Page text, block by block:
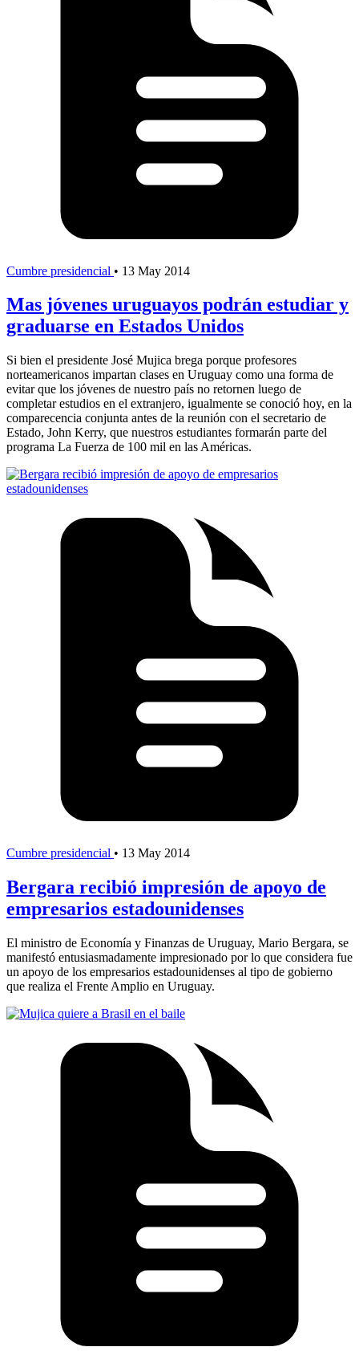
Cumbre presidencial • 13 May 2014
Mas jóvenes uruguayos podrán estudiar y
graduarse en Estados Unidos
Si bien el presidente José Mujica brega porque profesores
norteamericanos impartan clases en Uruguay como una forma de
evitar que los jóvenes de nuestro país no retornen luego de
completar estudios en el extranjero, igualmente se conoció hoy, en la
comparecencia conjunta antes de la reunión con el secretario de
Estado, John Kerry, que nuestros estudiantes formarán parte del
programa La Fuerza de 100 mil en las Américas.
Cumbre presidencial • 13 May 2014
Bergara recibió impresión de apoyo de
empresarios estadounidenses
El ministro de Economía y Finanzas de Uruguay, Mario Bergara, se
manifestó entusiasmadamente impresionado por lo que considera fue
un apoyo de los empresarios estadounidenses al tipo de gobierno
que realiza el Frente Amplio en Uruguay.